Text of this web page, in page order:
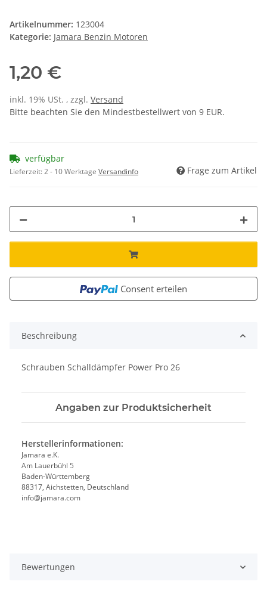
Artikelnummer: 123004
Kategorie: Jamara Benzin Motoren
1,20 €
inkl. 19% USt. , zzgl. Versand
Bitte beachten Sie den Mindestbestellwert von 9 EUR.
verfügbar
Lieferzeit:2 - 10 Werktage Versandinfo Frage zum Artikel
Consent erteilen
Beschreibung
Schrauben Schalldämpfer Power Pro 26
Angaben zur Produktsicherheit
Herstellerinformationen:
Jamara e.K.
Am Lauerbühl 5
Baden-Württemberg
88317, Aichstetten, Deutschland
info@jamara.com
Bewertungen